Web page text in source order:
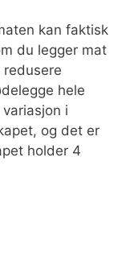
kan faktisk
du legger mat
hele
i
og det er
holder 4